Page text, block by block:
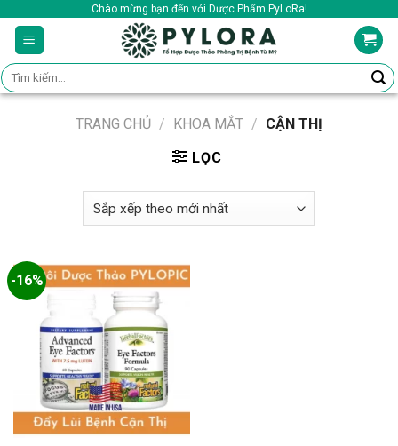
content
Chào mừng bạn đến với Dược Phẩm PyLoRa!
Tìm
kiếm:
TRANG CHỦ / KHOA MẮT / CẬN THỊ
LỌC
-16%